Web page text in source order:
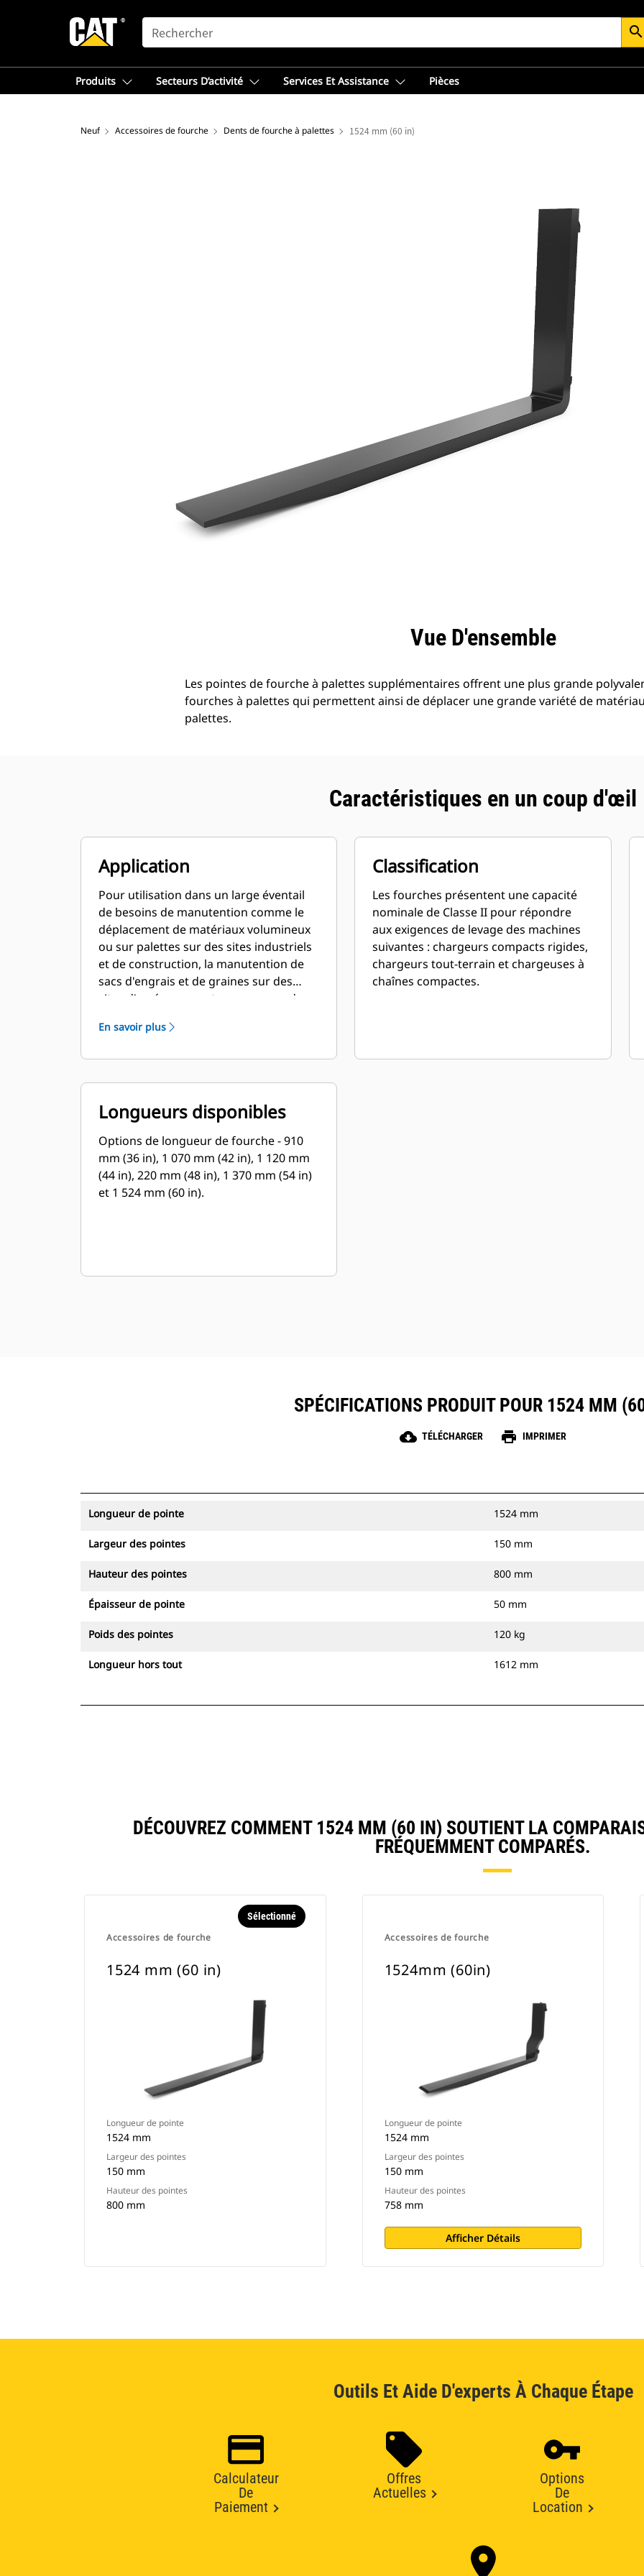
SEARCH search
Produits Secteurs D’activité Services Et Assistance Pièces
Neuf Accessoires de fourche Dents de fourche à palettes 1524 mm (60 in)
Vue D'ensemble
Les pointes de fourche à palettes supplémentaires offrent une plus grande
fourches à palettes qui permettent ainsi de déplacer une grande variété de
palettes.
Caractéristiques en un coup d'œil
Application
Pour utilisation dans un large éventail
de besoins de manutention comme le
déplacement de matériaux volumineux
ou sur palettes sur des sites industriels
et de construction, la manutention de
sacs d'engrais et de graines sur des
sites d'aménagement paysager ou dans
similaires.
En savoir plus
Classification
Les fourches présentent une capacité
nominale de Classe II pour répondre
aux exigences de levage des machines
suivantes : chargeurs compacts rigides,
chargeurs tout-terrain et chargeuses à
chaînes compactes.
Longueurs disponibles
Options de longueur de fourche - 910
mm (36 in), 1 070 mm (42 in), 1 120 mm
(44 in), 220 mm (48 in), 1 370 mm (54 in)
et 1 524 mm (60 in).
SPÉCIFICATIONS PRODUIT POUR 1524 MM
cloud_download TÉLÉCHARGER print IMPRIMER
Longueur de pointe 1524 mm
Largeur des pointes 150 mm
Hauteur des pointes 800 mm
Épaisseur de pointe 50 mm
Poids des pointes 120 kg
Longueur hors tout 1612 mm
DÉCOUVREZ COMMENT 1524 MM (60 IN) SOUTIENT LA
FRÉQUEMMENT COMPARÉS.
Accessoires de fourche
Sélectionné
1524 mm (60 in)
Longueur de pointe
1524 mm
Largeur des pointes
150 mm
Hauteur des pointes
800 mm
Accessoires de fourche
1524mm (60in)
Longueur de pointe
1524 mm
Largeur des pointes
150 mm
Hauteur des pointes
758 mm
Afficher Détails
Outils Et Aide D'experts À Chaque Étape
Calculateur
De
Paiement
Offres
Actuelles
Options
De
Location